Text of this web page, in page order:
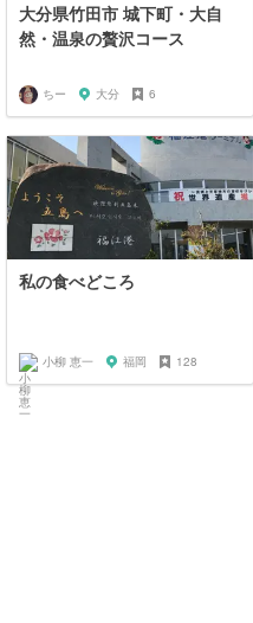
大分県竹田市 城下町・大自
然・温泉の贅沢コース
ちー 大分 6
私の食べどころ
小柳 恵一 福岡 128